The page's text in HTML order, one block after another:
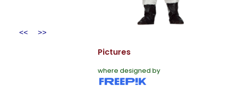
<< >>
Pictures
where designed by